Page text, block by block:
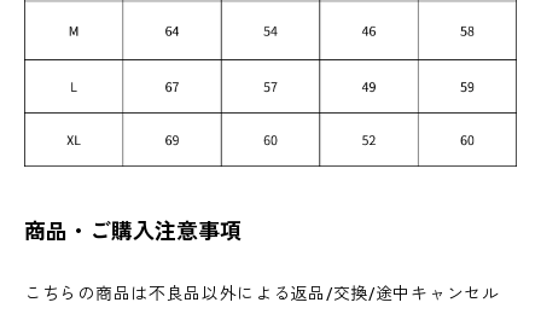
商品・ご購入注意事項
こちらの商品は不良品以外による返品/交換/途中キャンセル